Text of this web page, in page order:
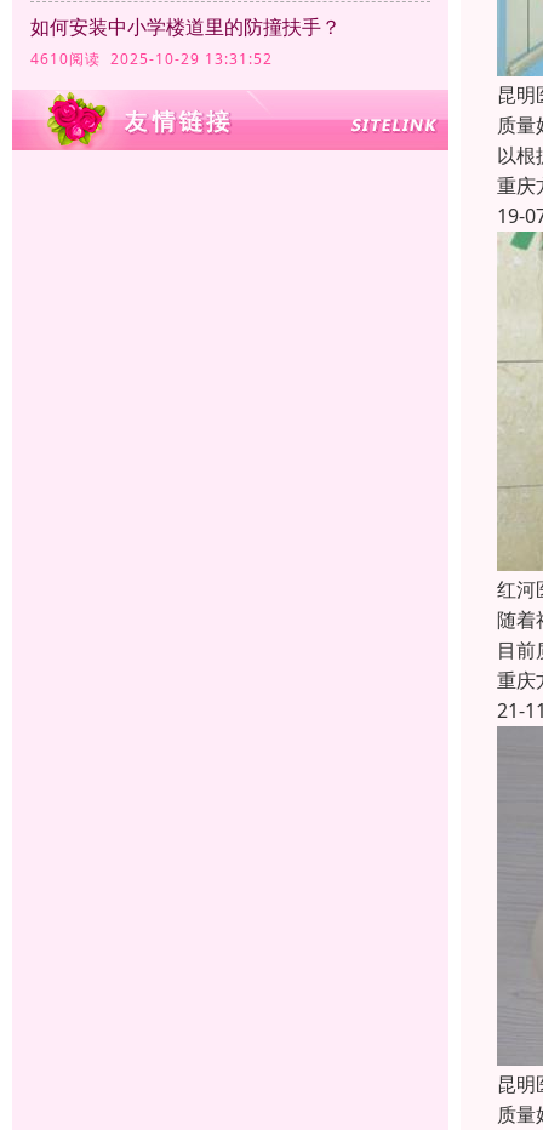
如何安装中小学楼道里的防撞扶手？
4610阅读 2025-10-29 13:31:52
昆明
质
以根
重庆
19-
红河
随着
目
重庆
21-
昆明
质